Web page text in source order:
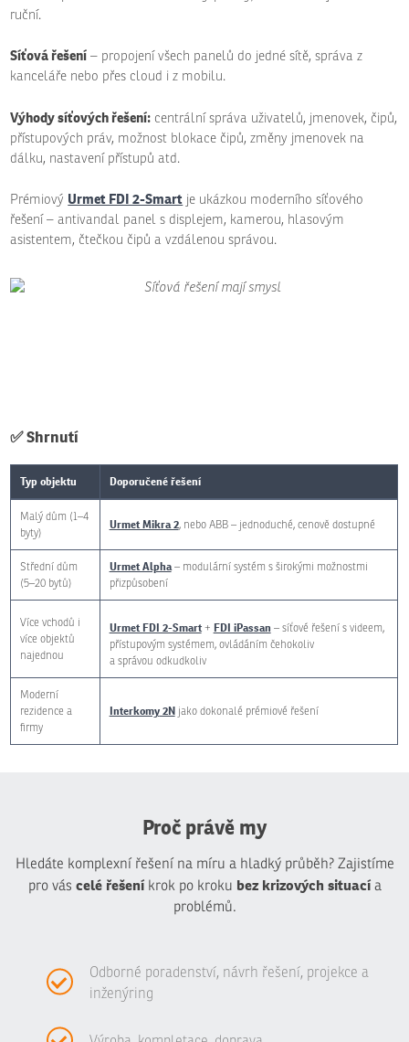
ruční.
Síťová řešení – propojení všech panelů do jedné sítě, správa z
kanceláře nebo přes cloud i z mobilu.
Výhody síťových řešení: centrální správa uživatelů, jmenovek, čipů,
přístupových práv, možnost blokace čipů, změny jmenovek na
dálku, nastavení přístupů atd.
Prémiový Urmet FDI 2-Smart je ukázkou moderního síťového
řešení – antivandal panel s displejem, kamerou, hlasovým
asistentem, čtečkou čipů a vzdálenou správou.
✅ Shrnutí
Typ objektu Doporučené řešení
Malý dům (1–4
byty)
Urmet Mikra 2, nebo ABB – jednoduché, cenově dostupné
Střední dům
(5–20 bytů)
Urmet Alpha– modulární systém s širokými možnostmi
přizpůsobení
Více vchodů i
více objektů
najednou
Urmet FDI 2-Smart+ FDI iPassan – síťové řešení s videem,
přístupovým systémem, ovládáním čehokoliv
a správou odkudkoliv
Moderní
rezidence a
firmy
Interkomy2N jako dokonalé prémiové řešení
Proč právě my
Hledáte komplexní řešení na míru a hladký průběh? Zajistíme
pro vás celé řešeníkrok po kroku bez krizových situacía
problémů.
Odborné poradenství, návrh řešení, projekce a
inženýring